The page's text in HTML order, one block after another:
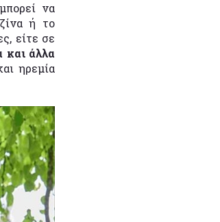
να
ή το
είτε σε
και άλλα
ηρεμία